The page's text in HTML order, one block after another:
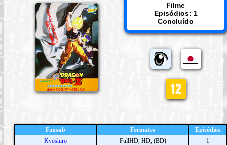
Filme
Episódios: 1
Concluído
Fansub Formatos
Episódios
Kyoshiro
FullHD, HD, (BD) 1